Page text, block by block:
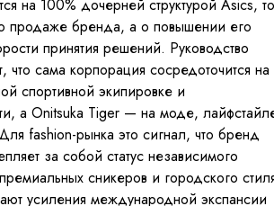
на 100% дочерней структурой Asics, то
продаже бренда, а о повышении его
принятия решений. Руководство
что сама корпорация сосредоточится на
спортивной экипировке и
а Onitsuka Tiger — на моде,
fashion-рынка это сигнал, что бренд
за собой статус независимого
сникеров и городского
усиления международной экспансии